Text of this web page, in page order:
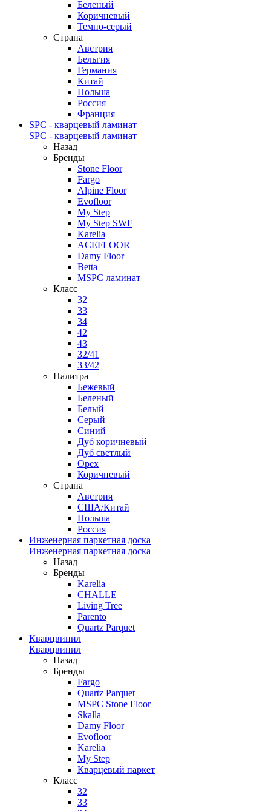
Беленый
Коричневый
Темно-серый
Страна
Австрия
Бельгия
Германия
Китай
Польша
Россия
Франция
SPC - кварцевый ламинат
SPC - кварцевый ламинат
Назад
Бренды
Stone Floor
Fargo
Alpine Floor
Evofloor
My Step
My Step SWF
Karelia
ACEFLOOR
Damy Floor
Betta
MSPC ламинат
Класс
32
33
34
42
43
32/41
33/42
Палитра
Бежевый
Беленый
Белый
Серый
Синий
Дуб коричневый
Дуб светлый
Орех
Коричневый
Страна
Австрия
США/Китай
Польша
Россия
Инженерная паркетная доска
Инженерная паркетная доска
Назад
Бренды
Karelia
CHALLE
Living Tree
Parento
Quartz Parquet
Кварцвинил
Кварцвинил
Назад
Бренды
Fargo
Quartz Parquet
MSPC Stone Floor
Skalla
Damy Floor
Evofloor
Karelia
My Step
Кварцевый паркет
Класс
32
33